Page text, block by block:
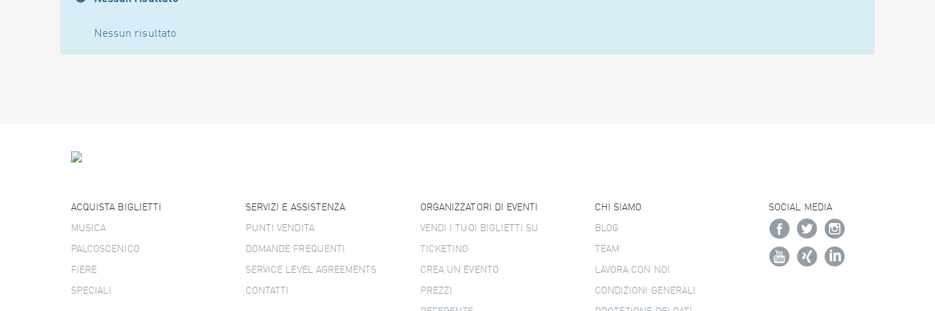
Nessun risultato
ACQUISTA BIGLIETTI
MUSICA
PALCOSCENICO
FIERE
SPECIALI
SERVIZI E ASSISTENZA
PUNTI VENDITA
DOMANDE FREQUENTI
SERVICE LEVEL AGREEMENTS
CONTATTI
ORGANIZZATORI DI EVENTI
VENDI I TUOI BIGLIETTI SU
TICKETINO
CREA UN EVENTO
PREZZI
CHI SIAMO
BLOG
TEAM
LAVORA CON NOI
CONDIZIONI GENERALI
SOCIAL MEDIA